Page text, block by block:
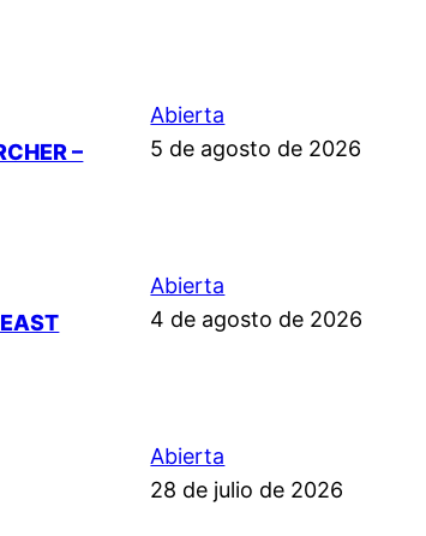
–
Abierta
5 de agosto de 2026
Abierta
4 de agosto de 2026
Abierta
28 de julio de 2026